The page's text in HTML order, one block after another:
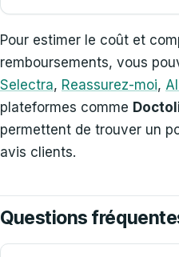
Pour estimer le coût et
remboursements, vous
Selectra, Reassurez-moi,
plateformes comme
permettent de trouver un
avis clients.
Questions